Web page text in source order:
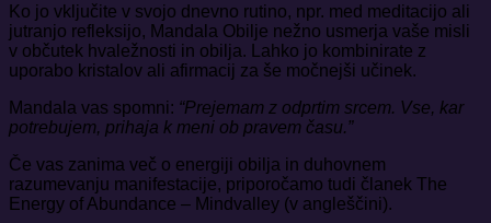
Ko jo vključite v svojo dnevno rutino, npr. med meditacijo ali
jutranjo refleksijo, Mandala Obilje nežno usmerja vaše misli
v občutek hvaležnosti in obilja. Lahko jo kombinirate z
uporabo kristalov ali afirmacij za še močnejši učinek.
Mandala vas spomni: “Prejemam z odprtim srcem. Vse, kar
potrebujem, prihaja k meni ob pravem času.”
Če vas zanima več o energiji obilja in duhovnem
razumevanju manifestacije, priporočamo tudi članek The
Energy of Abundance – Mindvalley (v angleščini).